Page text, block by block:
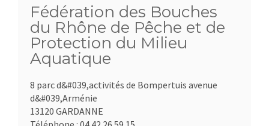
Fédération des Bouches
du Rhône de Pêche et de
Protection du Milieu
Aquatique
8 parc d&#039,activités de Bompertuis avenue
d&#039,Arménie
13120 GARDANNE